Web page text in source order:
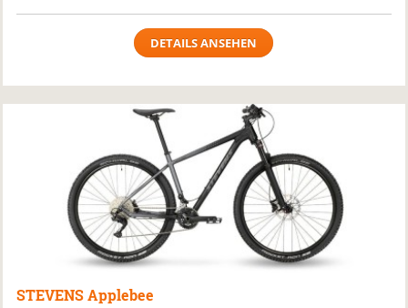
DETAILS ANSEHEN
STEVENS Applebee